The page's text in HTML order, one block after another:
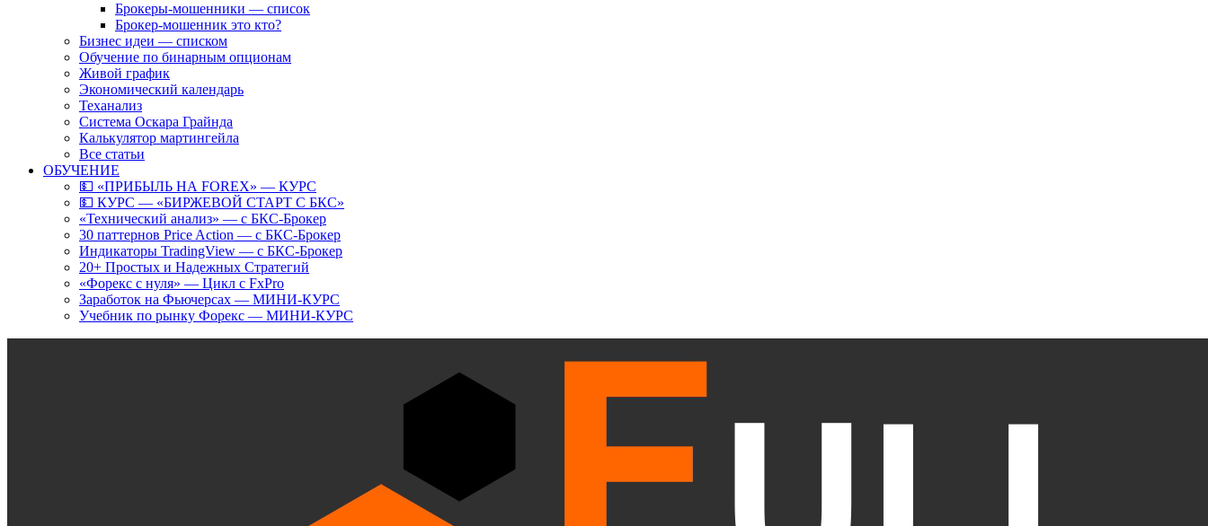
Брокеры-мошенники — список
Брокер-мошенник это кто?
Бизнес идеи — списком
Обучение по бинарным опционам
Живой график
Экономический календарь
Теханализ
Система Оскара Грайнда
Калькулятор мартингейла
Все статьи
ОБУЧЕНИЕ
💵 «ПРИБЫЛЬ НА FOREX» — КУРС
💵 КУРС — «БИРЖЕВОЙ СТАРТ С БКС»
«Технический анализ» — с БКС-Брокер
30 паттернов Price Action — с БКС-Брокер
Индикаторы TradingView — с БКС-Брокер
20+ Простых и Надежных Стратегий
«Форекс с нуля» — Цикл с FxPro
Заработок на Фьючерсах — МИНИ-КУРС
Учебник по рынку Форекс — МИНИ-КУРС